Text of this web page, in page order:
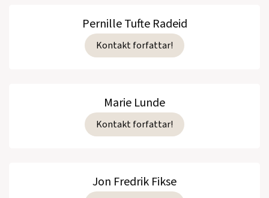
Pernille Tufte Radeid
Kontakt forfattar!
Marie Lunde
Kontakt forfattar!
Jon Fredrik Fikse